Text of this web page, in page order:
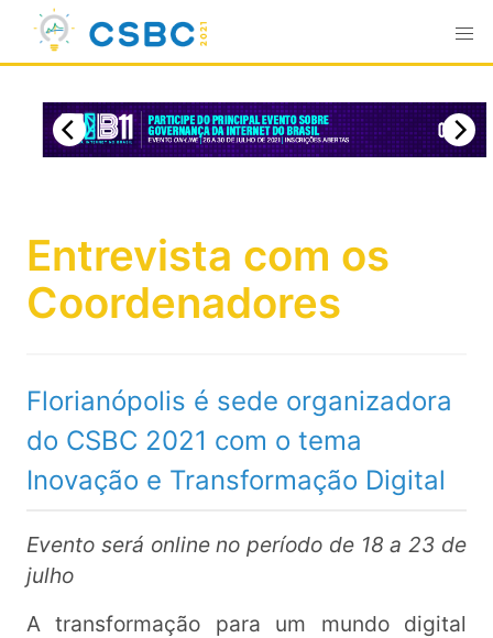
Entrevista com os
Coordenadores
Florianópolis é sede organizadora
do CSBC 2021 com o tema
Inovação e Transformação Digital
Evento será online no período de 18 a 23 de
julho
A transformação para um mundo digital